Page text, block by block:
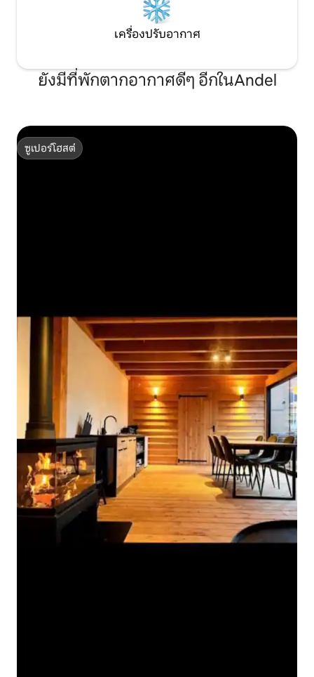
เครื่องปรับอากาศ
ยังมีที่พักตากอากาศดีๆ อีกในAndel
ซูเปอร์โฮสต์
ซูเปอร์โฮสต์